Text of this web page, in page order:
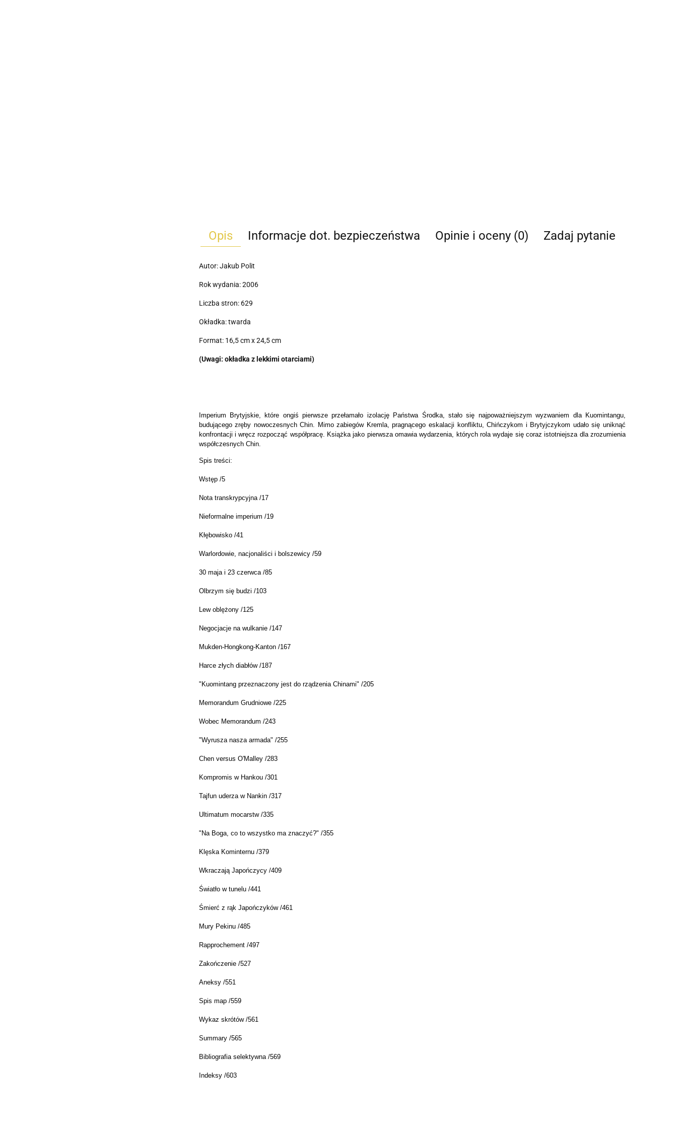
Opis Informacje dot. bezpieczeństwa Opinie i oceny (0) Zadaj pytanie
Autor: Jakub Polit
Rok wydania: 2006
Liczba stron: 629
Okładka: twarda
Format: 16,5 cm x 24,5 cm
(Uwagi: okładka z lekkimi otarciami)
Imperium Brytyjskie, które ongiś pierwsze przełamało izolację Państwa Środka, stało się najpoważniejszym wyzwaniem dla Kuomintangu,
budującego zręby nowoczesnych Chin. Mimo zabiegów Kremla, pragnącego eskalacji konfliktu, Chińczykom i Brytyjczykom udało się uniknąć
konfrontacji i wręcz rozpocząć współpracę. Książka jako pierwsza omawia wydarzenia, których rola wydaje się coraz istotniejsza dla zrozumienia
współczesnych Chin.
Spis treści:
Wstęp /5
Nota transkrypcyjna /17
Nieformalne imperium /19
Kłębowisko /41
Warlordowie, nacjonaliści i bolszewicy /59
30 maja i 23 czerwca /85
Olbrzym się budzi /103
Lew oblężony /125
Negocjacje na wulkanie /147
Mukden-Hongkong-Kanton /167
Harce złych diabłów /187
"Kuomintang przeznaczony jest do rządzenia Chinami" /205
Memorandum Grudniowe /225
Wobec Memorandum /243
"Wyrusza nasza armada" /255
Chen versus O'Malley /283
Kompromis w Hankou /301
Tajfun uderza w Nankin /317
Ultimatum mocarstw /335
"Na Boga, co to wszystko ma znaczyć?" /355
Klęska Kominternu /379
Wkraczają Japończycy /409
Światło w tunelu /441
Śmierć z rąk Japończyków /461
Mury Pekinu /485
Rapprochement /497
Zakończenie /527
Aneksy /551
Spis map /559
Wykaz skrótów /561
Summary /565
Bibliografia selektywna /569
Indeksy /603